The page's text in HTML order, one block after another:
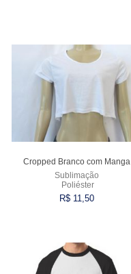
Cropped Branco com Manga
Sublimação
Poliéster
R$ 11,50